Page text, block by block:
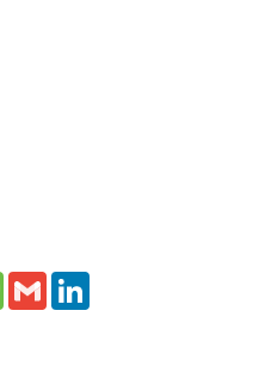
Message
Gmail